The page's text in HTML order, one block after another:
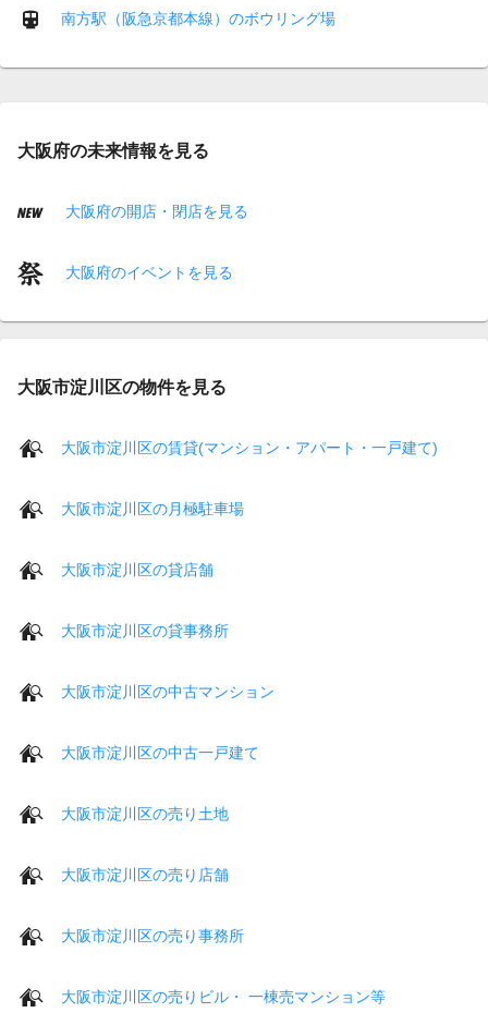
南方駅（阪急京都本線）のボウリング場
大阪府の未来情報を見る
大阪府の開店・閉店を見る
大阪府のイベントを見る
大阪市淀川区の物件を見る
大阪市淀川区の賃貸(マンション・アパート・一戸建て)
大阪市淀川区の月極駐車場
大阪市淀川区の貸店舗
大阪市淀川区の貸事務所
大阪市淀川区の中古マンション
大阪市淀川区の中古一戸建て
大阪市淀川区の売り土地
大阪市淀川区の売り店舗
大阪市淀川区の売り事務所
大阪市淀川区の売りビル・ 一棟売マンション等